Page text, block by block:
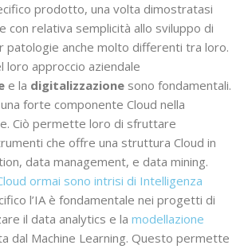
prodotto, una volta dimostratasi
con relativa semplicità allo sviluppo di
anche molto differenti tra loro.
loro approccio aziendale
e la digitalizzazione sono fondamentali.
forte componente Cloud nella
Ciò permette loro di sfruttare
che offre una struttura Cloud in
data management, e data mining.
ormai sono intrisi di Intelligenza
l’IA è fondamentale nei progetti di
il data analytics e la modellazione
dal Machine Learning. Questo permette